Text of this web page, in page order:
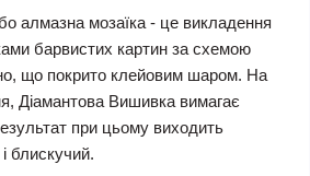
алмазна мозаїка - це викладення
барвистих картин за схемою
що покрито клейовим шаром. На
Діамантова Вишивка вимагає
при цьому виходить
блискучий.